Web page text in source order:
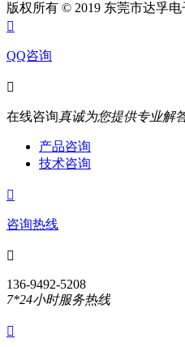
版权所有 © 2019 东莞市达孚

QQ咨询

在线咨询真诚为您提供专业解
产品咨询
技术咨询

咨询热线

136-9492-5208
7*24小时服务热线
